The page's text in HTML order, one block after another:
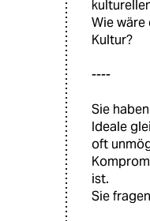
Wie
Kultur?
----
Sie
Ideale
oft
ist.
Sie